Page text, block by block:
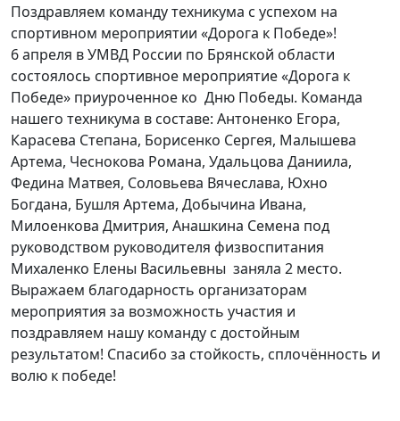
Поздравляем команду техникума с успехом на
спортивном мероприятии «Дорога к Победе»!
6 апреля в УМВД России по Брянской области
состоялось спортивное мероприятие «Дорога к
Победе» приуроченное ко Дню Победы. Команда
нашего техникума в составе: Антоненко Егора,
Карасева Степана, Борисенко Сергея, Малышева
Артема, Чеснокова Романа, Удальцова Даниила,
Федина Матвея, Соловьева Вячеслава, Юхно
Богдана, Бушля Артема, Добычина Ивана,
Милоенкова Дмитрия, Анашкина Семена под
руководством руководителя физвоспитания
Михаленко Елены Васильевны заняла 2 место.
Выражаем благодарность организаторам
мероприятия за возможность участия и
поздравляем нашу команду с достойным
результатом! Спасибо за стойкость, сплочённость и
волю к победе!